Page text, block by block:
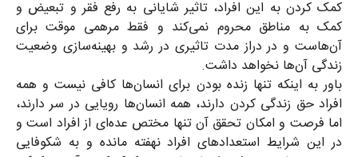
کمک کردن به این افراد، تاثیر شایانی به رفع فقر و تبعیض و
کمک به مناطق محروم نمی‌کند و فقط مرهمی موقت برای
آن‌هاست و در دراز مدت تاثیری در رشد و بهینه‌سازی وضعیت
زندگی آن‌ها نخواهد داشت.
باور به اینکه تنها زنده بودن برای انسان‌ها کافی نیست و همه
افراد حق زندگی کردن دارند، همه‌ انسان‌ها رویایی در سر دارند،
اما فرصت و امکان تحقق آن‌ تنها مختص عده‌ای از افراد است و
در این شرایط استعدادهای افراد نهفته مانده و به شکوفایی